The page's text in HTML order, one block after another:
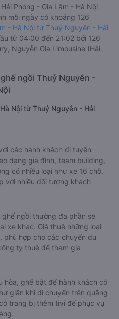
Phòng - Gia Lâm - Hà Nội
mỗi ngày có khoảng 126
- Hà Nội từ Thuỷ Nguyên - Hải
từ 04:00 đến 21:02 bởi 126
Nguyễn Gia Limousine (Hải
ngồi Thuỷ Nguyên -
Nội từ Thuỷ Nguyên - Hải
các hành khách đi tuyến
dạng gia đình, team building,
có nhiều loại như xe 16 chỗ,
với nhiều đối tượng khách
ngồi thường đa phần sẽ
xe khác. Giá thuê những loại
phù hợp cho các chuyến du
ty thuê để tham gia
hòa, ghế bật để hành khách có
giãn khi di chuyển trên quãng
trang bị thêm tivi để phục vụ